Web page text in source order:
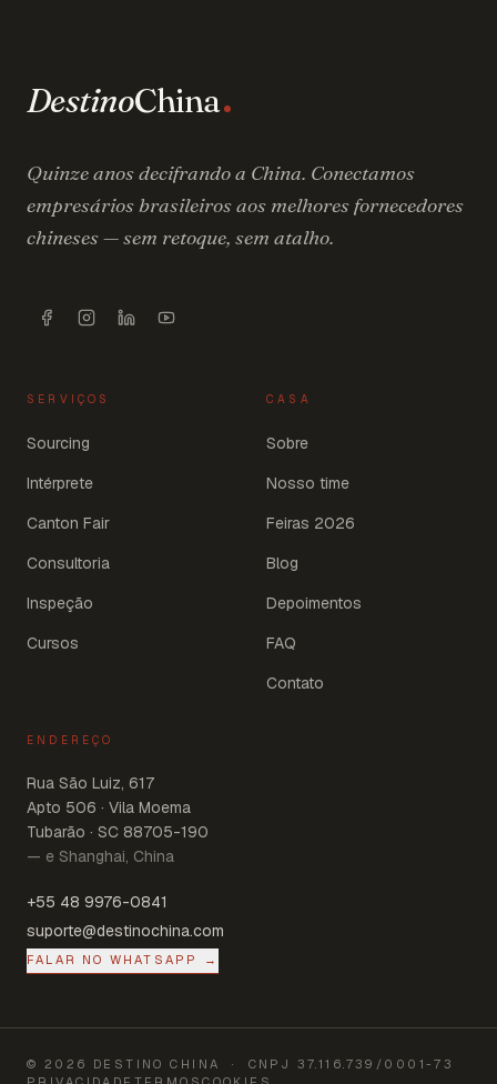
DestinoChina
Quinze anos decifrando a China. Conectamos
empresários brasileiros aos melhores fornecedores
chineses — sem retoque, sem atalho.
SERVIÇOS
Sourcing
Intérprete
Canton Fair
Consultoria
Inspeção
Cursos
CASA
Sobre
Nosso time
Feiras 2026
Blog
Depoimentos
FAQ
Contato
ENDEREÇO
Rua São Luiz, 617
Apto 506 · Vila Moema
Tubarão · SC 88705-190
— e Shanghai, China
+55 48 9976-0841
suporte@destinochina.com
FALAR NO WHATSAPP →
© 2026 DESTINO CHINA · CNPJ 37.116.739/0001-73